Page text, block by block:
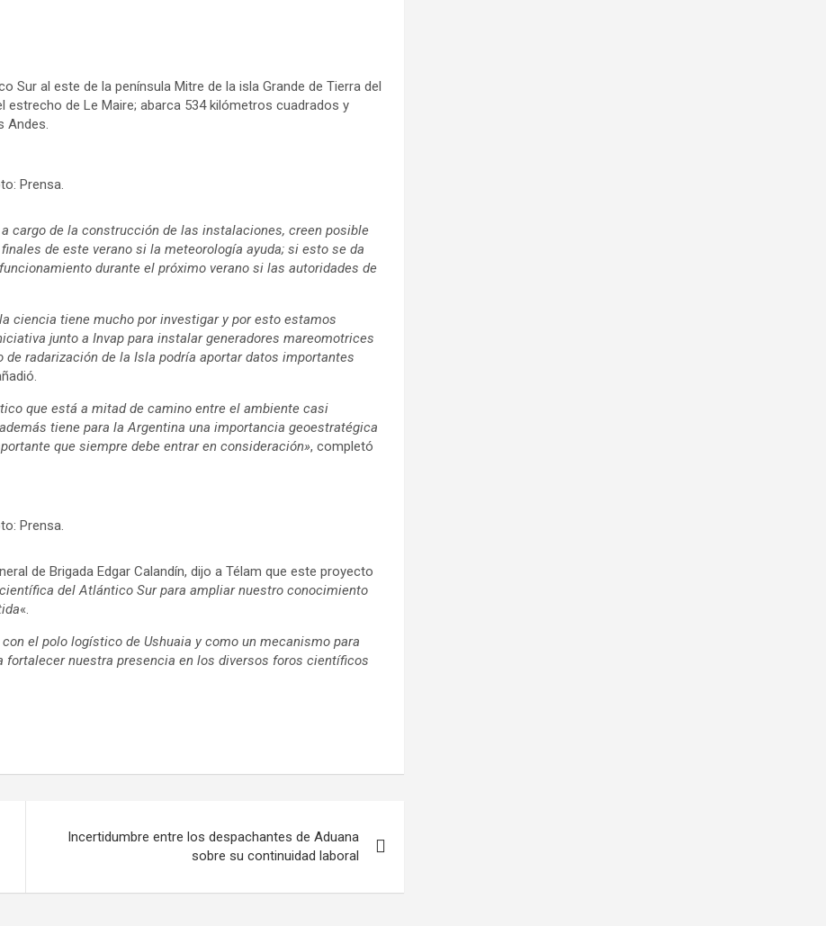
Sur al este de la península Mitre de la isla Grande de Tierra del
de Le Maire; abarca 534 kilómetros cuadrados y
Andes.
Prensa.
cargo de la construcción de las instalaciones, creen posible
de este verano si la meteorología ayuda; si esto se da
durante el próximo verano si las autoridades de
ciencia tiene mucho por investigar y por esto estamos
junto a Invap para instalar generadores mareomotrices
radarización de la Isla podría aportar datos importantes
que está a mitad de camino entre el ambiente casi
tiene para la Argentina una importancia geoestratégica
que siempre debe entrar en consideración», completó
Prensa.
de Brigada Edgar Calandín, dijo a Télam que este proyecto
del Atlántico Sur para ampliar nuestro conocimiento
«.
el polo logístico de Ushuaia y como un mecanismo para
nuestra presencia en los diversos foros científicos
Incertidumbre entre los despachantes de Aduana
sobre su continuidad laboral